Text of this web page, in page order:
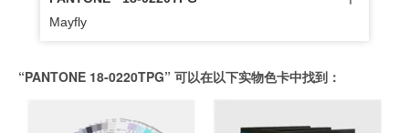
Mayfly
“PANTONE 18-0220TPG” 可以在以下实物色卡中找到：